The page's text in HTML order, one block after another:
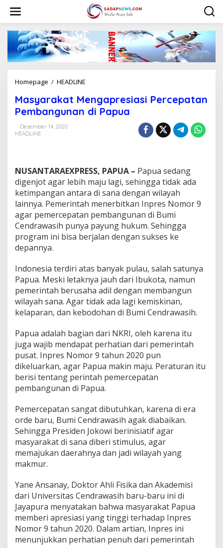
w
Homepage / HEADLINE
s
y
a
M
e
n
g
a
p
r
e
s
i
P
e
r
c
p
a
a
n
P
e
m
a
n
u
n
a
i
P
a
p
u
a
Masyarakat Mengapresiasi Percepatan
Pembangunan di Papua
Desember 14, 2020
HEADLINE
NUSANTARAEXPRESS, PAPUA – Papua sedang
digenjot agar lebih maju lagi, sehingga tidak ada
ketimpangan antara di sana dengan wilayah
lainnya. Pemerintah menerbitkan Inpres Nomor 9
agar pemercepatan pembangunan di Bumi
Cendrawasih punya payung hukum. Sehingga
program ini bisa berjalan dengan sukses ke
depannya.
Indonesia terdiri atas banyak pulau, salah satunya
Papua. Meski letaknya jauh dari Ibukota, namun
pemerintah berusaha adil dengan membangun
wilayah sana. Agar tidak ada lagi kemiskinan,
kelaparan, dan kebodohan di Bumi Cendrawasih.
Papua adalah bagian dari NKRI, oleh karena itu
juga wajib mendapat perhatian dari pemerintah
pusat. Inpres Nomor 9 tahun 2020 pun
dikeluarkan, agar Papua makin maju. Peraturan itu
berisi tentang perintah pemercepatan
pembangunan di Papua.
Pemercepatan sangat dibutuhkan, karena di era
orde baru, Bumi Cendrawasih agak diabaikan.
Sehingga Presiden Jokowi berinisiatif agar
masyarakat di sana diberi stimulus, agar
memajukan daerahnya dan jadi wilayah yang
makmur.
Yane Ansanay, Doktor Ahli Fisika dan Akademisi
dari Universitas Cendrawasih baru-baru ini di
Jayapura menyatakan bahwa masyarakat Papua
memberi apresiasi yang tinggi terhadap Inpres
Nomor 9 tahun 2020. Dalam artian, Inpres ini
menunjukkan perhatian penuh dari pemerintah